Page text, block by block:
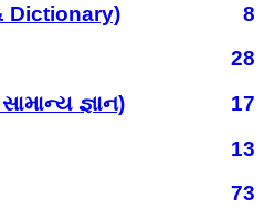
Dictionary)
8
28
જ્ઞાન)
17
13
73